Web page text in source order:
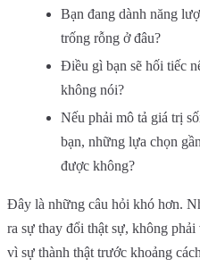
Bạn đang dành năng
trống rỗng ở đâu?
Điều gì bạn sẽ hối tiếc
không nói?
Nếu phải mô tả giá trị
bạn, những lựa chọn
được không?
Đây là những câu hỏi khó hơn.
ra sự thay đổi thật sự, không
vì sự thành thật trước khoảng